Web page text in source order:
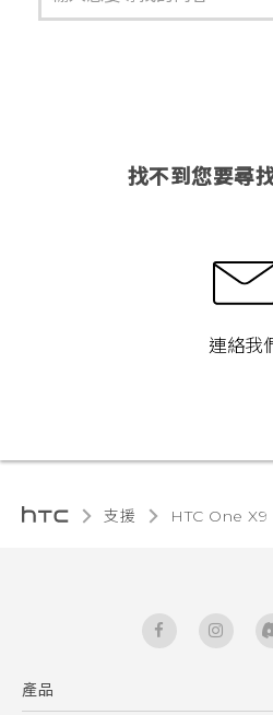
找不到您要尋
連絡我
支援 HTC One
產品